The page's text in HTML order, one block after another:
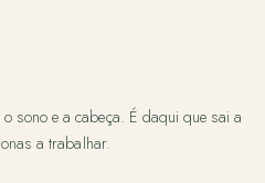
sono e a cabeça. É daqui que sai a
a trabalhar.